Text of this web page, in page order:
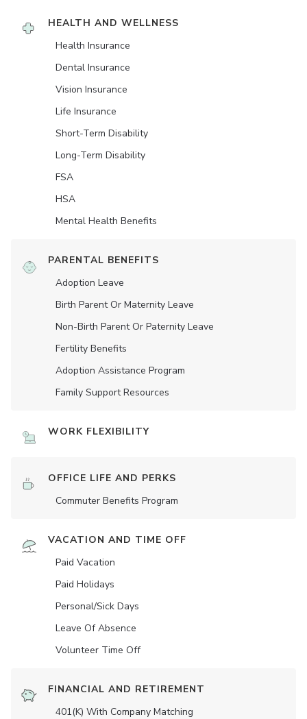
HEALTH AND WELLNESS
Health Insurance
Dental Insurance
Vision Insurance
Life Insurance
Short-Term Disability
Long-Term Disability
FSA
HSA
Mental Health Benefits
PARENTAL BENEFITS
Adoption Leave
Birth Parent Or Maternity Leave
Non-Birth Parent Or Paternity Leave
Fertility Benefits
Adoption Assistance Program
Family Support Resources
WORK FLEXIBILITY
OFFICE LIFE AND PERKS
Commuter Benefits Program
VACATION AND TIME OFF
Paid Vacation
Paid Holidays
Personal/Sick Days
Leave Of Absence
Volunteer Time Off
FINANCIAL AND RETIREMENT
401(K) With Company Matching